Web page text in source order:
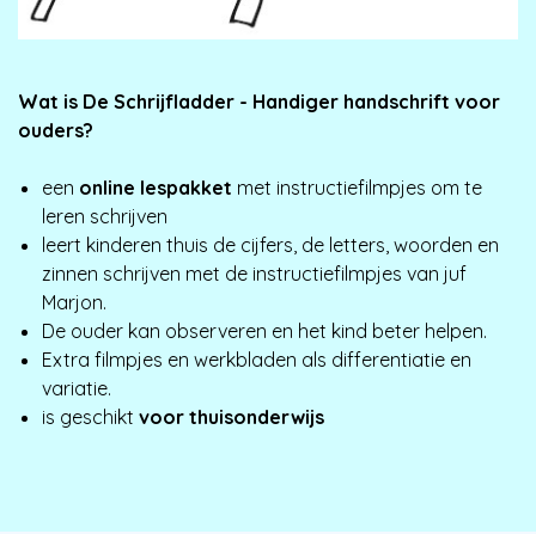
Wat is De Schrijfladder - Handiger handschrift voor
ouders?
een online lespakket met instructiefilmpjes om te
leren schrijven
leert kinderen thuis de cijfers, de letters, woorden en
zinnen schrijven met de instructiefilmpjes van juf
Marjon.
De ouder kan observeren en het kind beter helpen.
Extra filmpjes en werkbladen als differentiatie en
variatie.
is geschikt voor thuisonderwijs